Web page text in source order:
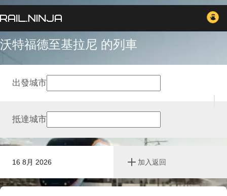
沃特福德至基拉尼 的列車
16 8月 2026 加入返回
出發城市
抵達城市